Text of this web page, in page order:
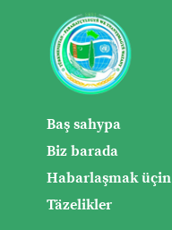
Baş sahypa
Biz barada
Habarlaşmak üçin
Täzelikler